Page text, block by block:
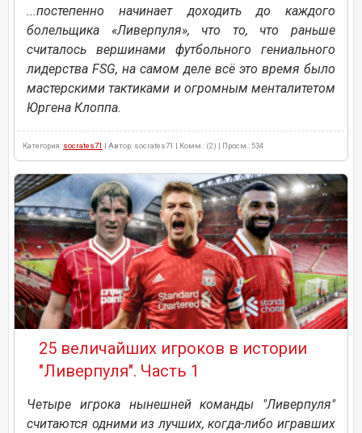
...постепенно начинает доходить до каждого
болельщика «Ливерпуля», что то, что раньше
считалось вершинами футбольного гениального
лидерства FSG, на самом деле всё это время было
мастерскими тактиками и огромным менталитетом
Юргена Клоппа.
Категория: socrates71 | Автор: socrates71 | Комм.: (2) | Просм.: 534
25 величайших игроков в истории
"Ливерпуля". Часть 1
Четыре игрока нынешней команды "Ливерпуля"
считаются одними из лучших, когда-либо игравших